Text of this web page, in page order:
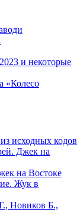
и некоторые
«Колесо
исходных кодов
Джек на
на Востоке
Жук в
Новиков Б.,